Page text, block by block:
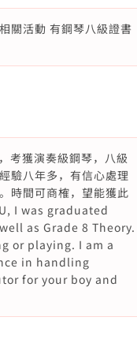
關活動 有鋼琴八級證書
考獲演奏級鋼琴，八級
驗八年多，有信心處理
時間可商榷，望能獲此
I was graduated
as Grade 8 Theory.
or playing. I am a
in handling
for your boy and